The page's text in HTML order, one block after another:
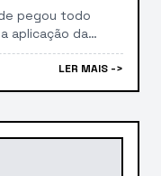
pegou todo
aplicação da
A decisão, que é
registro de 42
de
LER MAIS ->